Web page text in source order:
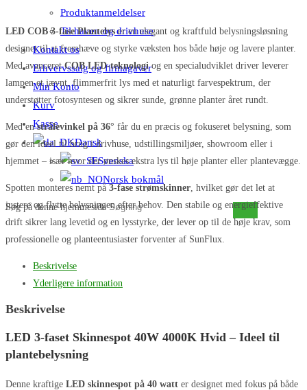
Produktanmeldelser
Til haven og drivhuse
Kontakt os
Erhvervssalg og firmagaver
Min Konto
Kurv
Kasse
Dansk
Svenska
Norsk bokmål
Søg på denne hjemmeside
LED COB 3-fase Plantelyser en elegant og kraftfuld belysningsløsning
designet til at fremhæve og styrke væksten hos både høje og lavere planter.
Med avanceretCOB LED-teknologiog en specialudviklet driver leverer
lampen et jævnt, flimmerfrit lys med et naturligt farvespektrum, der
understøtter fotosyntesen og sikrer sunde, grønne planter året rundt.
Med enstrålevinkel på 36° får du en præcis og fokuseret belysning, som
gør den ideel til brug i drivhuse, udstillingsmiljøer, showroom eller i
hjemmet – især hvor der ønskes ekstra lys til høje planter eller plantevægge.
Spotten monteres nemt på3-fase strømskinner , hvilket gør det let at
justere og flytte belysningen efter behov. Den stabile og energieffektive
drift sikrer lang levetid og en lysstyrke, der lever op til de høje krav, som
professionelle og planteentusiaster forventer af SunFlux.
Beskrivelse
Yderligere information
Beskrivelse
LED 3-faset Skinnespot 40W 4000K Hvid – Ideel til
plantebelysning
Denne kraftige LED skinnespot på 40 watt er designet med fokus på både